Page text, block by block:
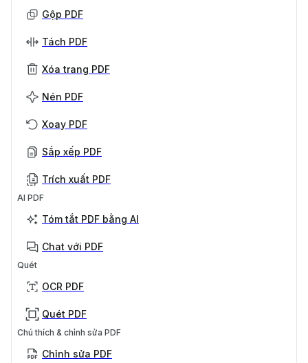
Gộp PDF
Tách PDF
Xóa trang PDF
Nén PDF
Xoay PDF
Sắp xếp PDF
Trích xuất PDF
AI PDF
Tóm tắt PDF bằng AI
Chat với PDF
Quét
OCR PDF
Quét PDF
Chú thích & chỉnh sửa PDF
Chỉnh sửa PDF